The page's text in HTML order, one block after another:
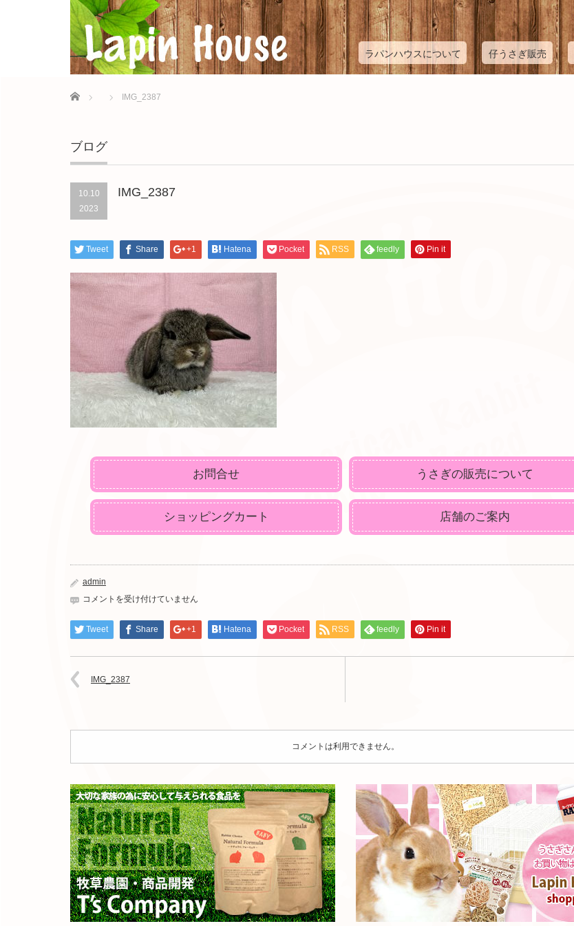
ラパンハウスについて 仔うさぎ販売
Home IMG_2387
ブログ
10.10
2023
IMG_2387
Tweet Share +1 Hatena Pocket RSS feedly Pin it
お問合せ うさぎの販売について
ショッピングカート 店舗のご案内
admin
IMG_2387
コメントを受け付けていません
Tweet Share +1 Hatena Pocket RSS feedly Pin it
IMG_2387
コメントは利用できません。